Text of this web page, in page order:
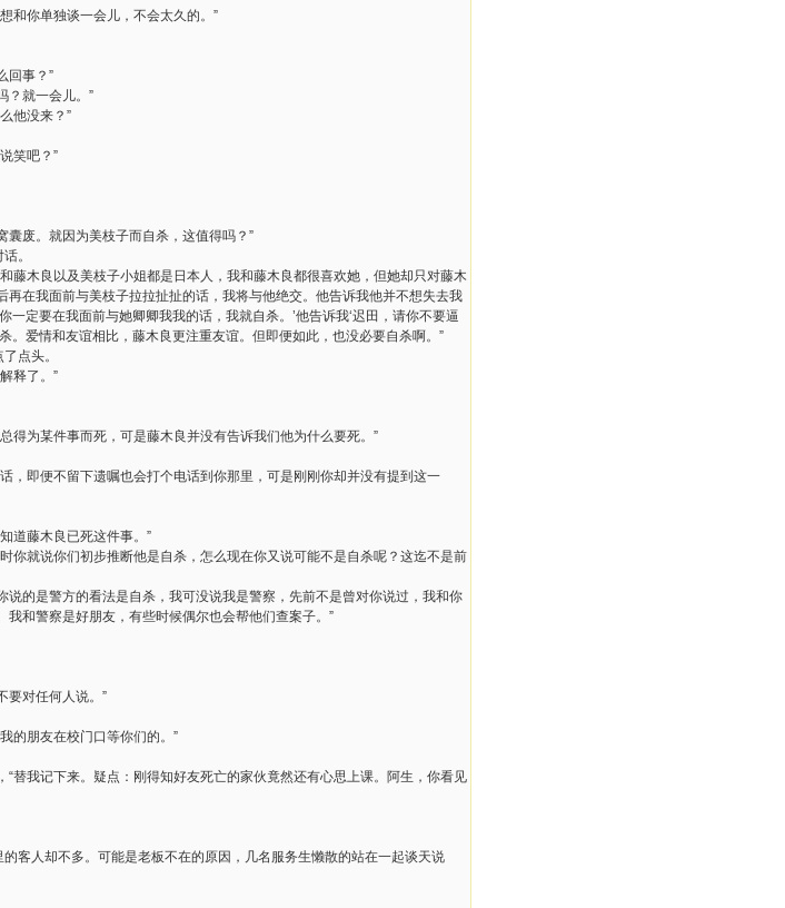
和你单独谈一会儿，不会太久的。”
回事？”
？就一会儿。”
他没来？”
笑吧？”
囊废。就因为美枝子而自杀，这值得吗？”
。
藤木良以及美枝子小姐都是日本人，我和藤木良都很喜欢她，但她却只对藤木
在我面前与美枝子拉拉扯扯的话，我将与他绝交。他告诉我他并不想失去我
定要在我面前与她卿卿我我的话，我就自杀。’他告诉我‘迟田，请你不要逼
。爱情和友谊相比，藤木良更注重友谊。但即便如此，也没必要自杀啊。”
点头。
释了。”
得为某件事而死，可是藤木良并没有告诉我们他为什么要死。”
，即便不留下遗嘱也会打个电话到你那里，可是刚刚你却并没有提到这一
道藤木良已死这件事。”
你就说你们初步推断他是自杀，怎么现在你又说可能不是自杀呢？这迄不是前
说的是警方的看法是自杀，我可没说我是警察，先前不是曾对你说过，我和你
和警察是好朋友，有些时候偶尔也会帮他们查案子。”
要对任何人说。”
的朋友在校门口等你们的。”
替我记下来。疑点：刚得知好友死亡的家伙竟然还有心思上课。阿生，你看见
客人却不多。可能是老板不在的原因，几名服务生懒散的站在一起谈天说